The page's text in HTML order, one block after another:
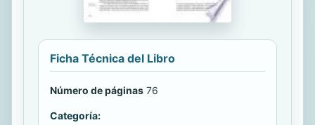
Ficha Técnica del Libro
Número de páginas 76
Categoría: